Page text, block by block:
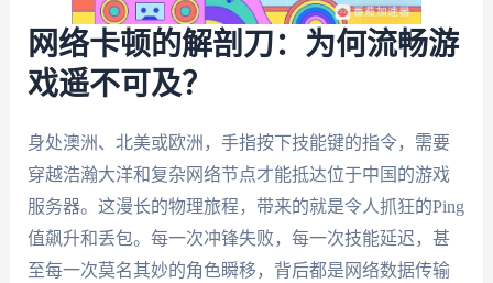
网络卡顿的解剖刀：为何流畅游
戏遥不可及？
身处澳洲、北美或欧洲，手指按下技能键的指令，需要
穿越浩瀚大洋和复杂网络节点才能抵达位于中国的游戏
服务器。这漫长的物理旅程，带来的就是令人抓狂的Ping
值飙升和丢包。每一次冲锋失败，每一次技能延迟，甚
至每一次莫名其妙的角色瞬移，背后都是网络数据传输